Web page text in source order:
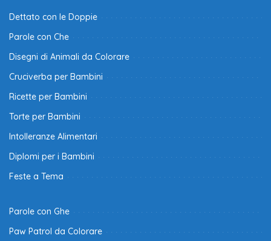
Dettato con le Doppie
Parole con Che
Disegni di Animali da Colorare
Cruciverba per Bambini
Ricette per Bambini
Torte per Bambini
Intolleranze Alimentari
Diplomi per i Bambini
Feste a Tema
Parole con Ghe
Paw Patrol da Colorare